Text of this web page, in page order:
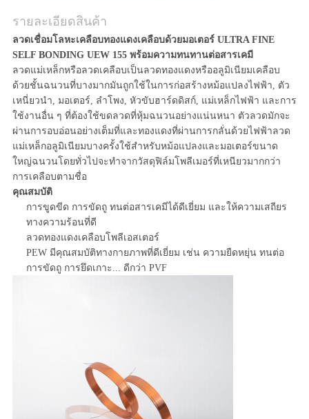
รายละเอียดสินค้า
ลวดเชื่อมโลหะเคลือบทองแดงเคลือบด้วยมอเตอร์ ULTRA FINE
SELF BONDING UEW 155 พร้อมความทนทานต่อสารเคมี
ลวดแม่เหล็กหรือลวดเคลือบเป็นลวดทองแดงหรืออลูมิเนียมเคลือบ
ด้วยชั้นฉนวนที่บางมากมันถูกใช้ในการก่อสร้างหม้อแปลงไฟฟ้า, ตัว
เหนี่ยวนำ, มอเตอร์, ลำโพง, หัวขับฮาร์ดดิสก์, แม่เหล็กไฟฟ้า และการ
ใช้งานอื่น ๆ ที่ต้องใช้ขดลวดที่หุ้มฉนวนอย่างแน่นหนา ตัวลวดมักจะ
ผ่านการอบอ่อนอย่างเต็มที่และทองแดงที่ผ่านการกลั่นด้วยไฟฟ้าลวด
แม่เหล็กอลูมิเนียมบางครั้งใช้สำหรับหม้อแปลงและมอเตอร์ขนาด
ใหญ่ฉนวนโดยทั่วไปจะทำจากวัสดุฟิล์มโพลีเมอร์ที่เหนียวมากกว่า
การเคลือบตามชื่อ
คุณสมบัติ
การขูดขีด การขัดถู ทนต่อสารเคมีได้ดีเยี่ยม และให้ความเสถียร
ทางความร้อนที่ดี
ลวดทองแดงเคลือบโพลีเอสเตอร์
PEW มีคุณสมบัติทางกายภาพที่ดีเยี่ยม เช่น ความยืดหยุ่น ทนต่อ
การขัดถู การยึดเกาะ... ดีกว่า PVF